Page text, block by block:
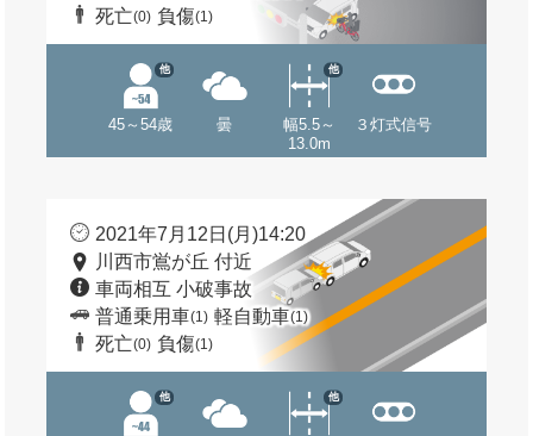
死亡(0) 負傷(1)
45～54歳
他
曇
幅5.5～
13.0m
他
３灯式信号
2021年7月12日(月)14:20
川西市鴬が丘 付近
車両相互 小破事故
普通乗用車(1) 軽自動車(1)
死亡(0) 負傷(1)
他 他